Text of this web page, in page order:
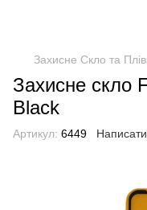
Захисне Скло та
Захисне скло
Black
Артикул: 6449 Написати